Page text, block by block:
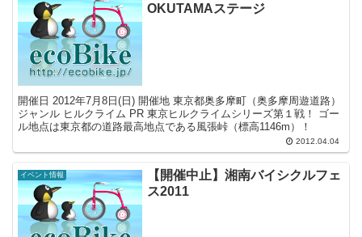
OKUTAMAステージ
開催日 2012年7月8日(日) 開催地 東京都奥多摩町（奥多摩周遊道路）
ジャンル ヒルクライム PR 東京ヒルクライムシリーズ第１戦！ ゴー
ル地点は東京都の道路最高地点である風張峠（標高1146m）！
2012.04.04
イベント情報
【開催中止】湘南バイシクルフェ
ス2011